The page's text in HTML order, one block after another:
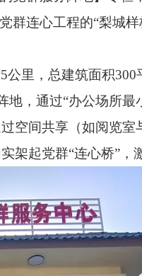
连心工程的“梨城样
里，总建筑面积
，通过“办公场所最
空间共享（如阅览
起党群“连心桥”，